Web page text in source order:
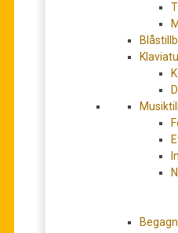
LÄGG TILL I
Partitur/Studiepartitur